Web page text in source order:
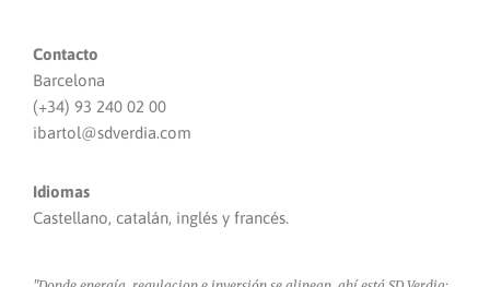
Contacto
Barcelona
(+34) 93 240 02 00
ibartol@sdverdia.com
Idiomas
Castellano, catalán, inglés y francés.